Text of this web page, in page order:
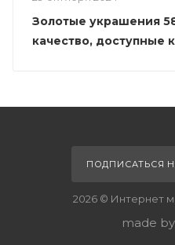
Золотые украшения
качество, доступные
ПОДПИСАТЬСЯ
2026 © Интернет
made by